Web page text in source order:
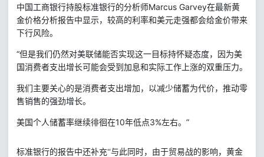
中国工商银行持股标准银行的分析师Marcus Garvey在最新黄
金价格分析报告中显示，较高的利率和美元走强都会给金价带来
下行风险。
“但是我们仍然对美联储能否实现这一目标持怀疑态度，因为美
国消费者支出增长可能会受到加息和实际工作上涨的双重压力。
我们主要关心的是消费者支出增加，以减少储蓄为代价，推动零
售销售的强劲增长。
美国个人储蓄率继续徘徊在10年低点3%左右。 ”
标准银行的报告中还补充“与此同时，由于贸易战的影响，黄金